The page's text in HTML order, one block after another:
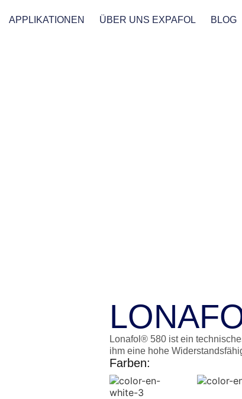
APPLIKATIONEN ÜBER UNS EXPAFOL BLOG
Lonafol® 580 ist ein
ihm eine hohe
Farben: